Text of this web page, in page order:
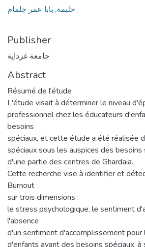
حليمة, بابا عمر جلمام
Publisher
جامعة غرداية
Abstract
Résumé de l'étude
L'étude visait à déterminer le niveau
professionnel chez les éducateurs
besoins
spéciaux, et cette étude a été réalisée
spéciaux sous les auspices des besoins
d'une partie des centres de Ghardaia.
Cette recherche vise à identifier et
Burnout
sur trois dimensions :
le stress psychologique, le sentiment
l'absence
d'un sentiment d'accomplissement pour
d'enfants ayant des besoins spéciaux,